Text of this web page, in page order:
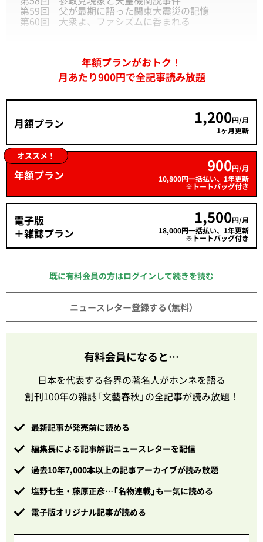
第59回 父が最期に語った関東大震災の記憶
第60回 大衆よ、ファシズムに呑まれる
年額プランがおトク！
月あたり900円で全記事読み放題
月額プラン 1,200円/月
1ヶ月更新
オススメ！
年額プラン 900円/月
10,800円一括払い、1年更新
※トートバッグ付き
電子版
＋雑誌プラン
1,500円/月
18,000円一括払い、1年更新
※トートバッグ付き
既に有料会員の方はログインして続きを読む
ニュースレター登録する（無料）
有料会員になると…
日本を代表する各界の著名人がホンネを語る
創刊100年の雑誌「文藝春秋」の全記事が読み放題！
最新記事が発売前に読める
編集長による記事解説ニュースレターを配信
過去10年7,000本以上の記事アーカイブが読み放題
塩野七生・藤原正彦…「名物連載」も一気に読める
電子版オリジナル記事が読める